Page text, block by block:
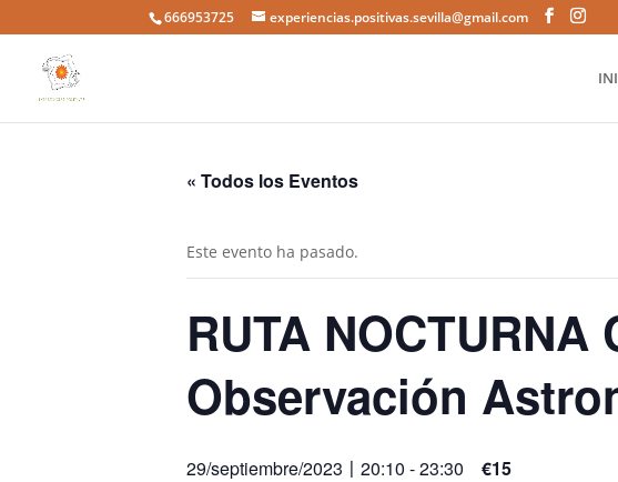
666953725 experiencias.positivas.sevilla@gmail.com
« Todos los Eventos
Este evento ha pasado.
RUTA
Observación
29/septiembre/2023〡20:10 -23:30 €15